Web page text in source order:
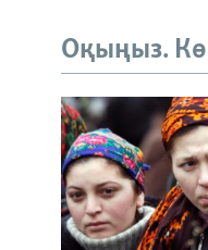
Оқыңыз.